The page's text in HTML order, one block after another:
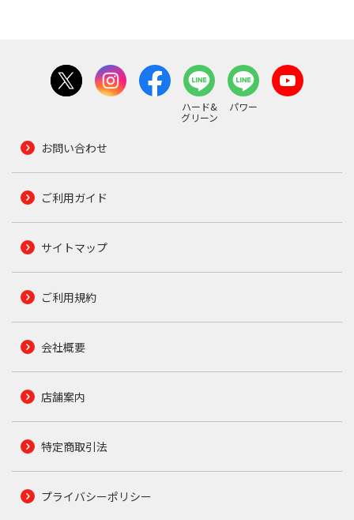
ハード&
グリーン
パワー
お問い合わせ
ご利用ガイド
サイトマップ
ご利用規約
会社概要
店舗案内
特定商取引法
プライバシーポリシー